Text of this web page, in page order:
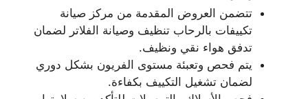
تتضمن العروض المقدمة من مركز صيانة
تكييفات بالرحاب تنظيف وصيانة الفلاتر لضمان
تدفق هواء نقي ونظيف.
يتم فحص وتعبئة مستوى الفريون بشكل دوري
لضمان تشغيل التكييف بكفاءة.